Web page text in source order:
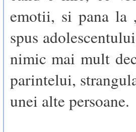
emotii, si pana la
spus
nimic mai mult
parintelui,
unei alte persoane.